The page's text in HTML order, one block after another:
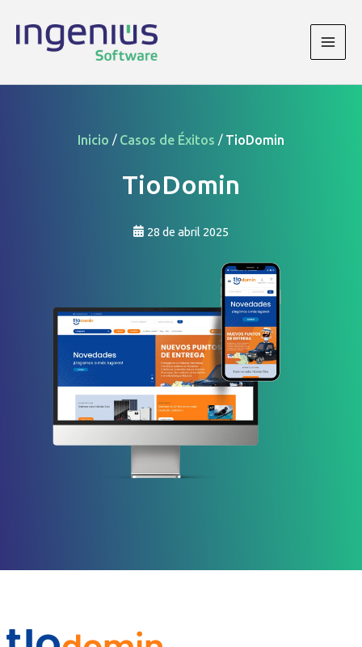
contenido
Main
Inicio / Casos de Éxitos / TioDomin
TioDomin
28 de abril 2025